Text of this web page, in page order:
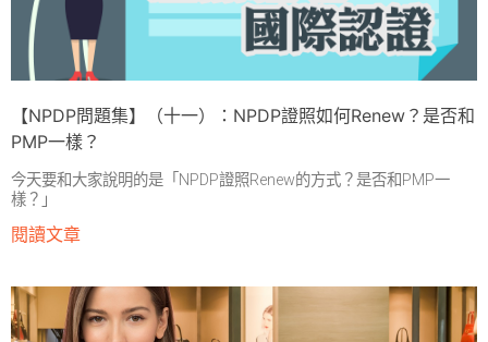
【NPDP問題集】（十一）：NPDP證照如何Renew？是否和
PMP一樣？
今天要和大家說明的是「NPDP證照Renew的方式？是否和PMP一
樣？」
閱讀文章